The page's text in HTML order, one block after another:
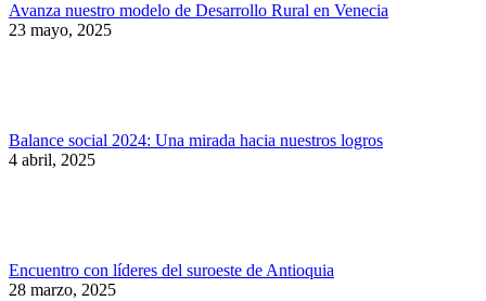
Avanza nuestro modelo de Desarrollo Rural en Venecia
23 mayo, 2025
Balance social 2024: Una mirada hacia nuestros logros
4 abril, 2025
Encuentro con líderes del suroeste de Antioquia
28 marzo, 2025